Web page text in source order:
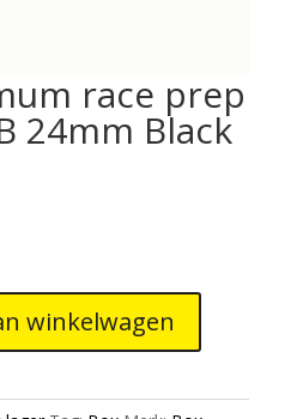
race prep
24mm Black
winkelwagen